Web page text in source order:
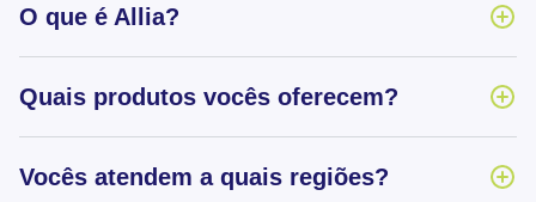
O que é Allia?
Quais produtos vocês oferecem?
Vocês atendem a quais regiões?